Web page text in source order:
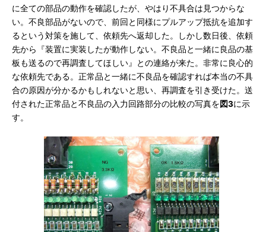
に全ての部品の動作を確認したが、やはり不具合は見つからな
い。不良部品がないので、前回と同様にプルアップ抵抗を追加す
るという対策を施して、依頼先へ返却した。しかし数日後、依頼
先から『装置に実装したが動作しない。不良品と一緒に良品の基
板も送るので再調査してほしい』との連絡が来た。非常に良心的
な依頼先である。正常品と一緒に不良品を確認すれば本当の不具
合の原因が分かるかもしれないと思い、再調査を引き受けた。送
付された正常品と不良品の入力回路部分の比較の写真を図3に示
す。